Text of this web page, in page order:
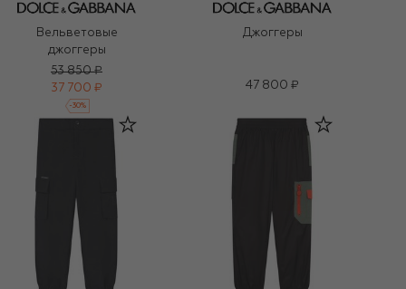
Вельветовые
джоггеры
53 850 ₽
37 700 ₽
-30%
Джоггеры
47 800 ₽